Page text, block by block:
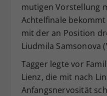
mutigen Vorstellung
Achtelfinale
mit der an Position
Liudmila Samsonova
Tagger legte vor
Lienz, die mit nach
Anfangsnervosität